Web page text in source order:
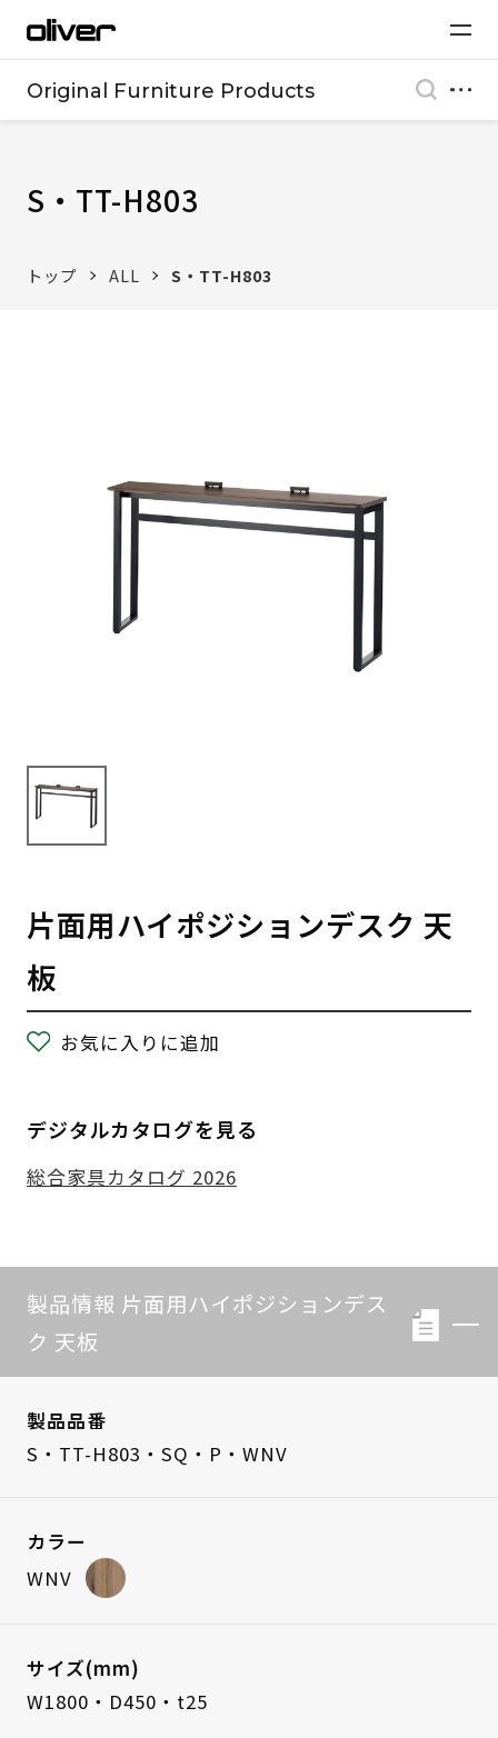
Original Furniture Products
S・TT-H803
トップ ALL S・TT-H803
片面用ハイポジションデスク 天
板
お気に入りに追加
デジタルカタログを見る
総合家具カタログ 2026
製品情報 片面用ハイポジションデス
ク 天板
製品品番
S・TT-H803・SQ・P・WNV
カラー
WNV
サイズ(mm)
W1800・D450・t25